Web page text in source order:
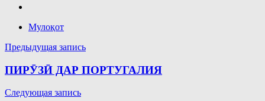
Мулоқот
Навигация
по
записям
Предыдущая запись
ПИРӮЗӢ ДАР ПОРТУГАЛИЯ
Следующая запись